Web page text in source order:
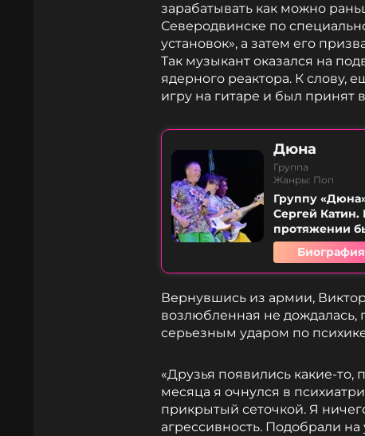
зарабатывать как можно
Северодвинске по
установок», а затем его
Так музыкант оказался на
ядерного реактора. К слову,
игру на гитаре и был принят
Дюна
Группа
Жанры: Поп
Группу
Сергей
протяжении
Вернувшись из армии,
возлюбленная не дождалась,
серьезным ударом по
«Друзья появились какие-то,
месяца я очнулся в
прикрытый сеточкой. Я
агрессивность. Подобрали